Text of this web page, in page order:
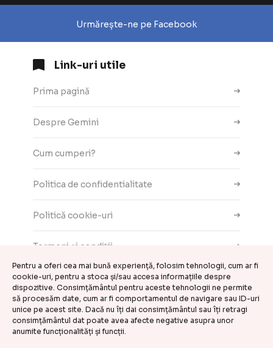
Pentru a oferi cea mai bună experiență, folosim tehnologii, cum ar fi
cookie-uri, pentru a stoca și/sau accesa informațiile despre
dispozitive. Consimțământul pentru aceste tehnologii ne permite
să procesăm date, cum ar fi comportamentul de navigare sau ID-uri
unice pe acest site. Dacă nu îți dai consimțământul sau îți retragi
consimțământul dat poate avea afecte negative asupra unor
anumite funcționalități și funcții.
Urmărește-ne pe Facebook
Link-uri utile
Prima pagină
Despre Gemini
Cum cumperi?
Politica de confidentialitate
Politică cookie-uri
Termeni și condiții
Contact
ANPC
Setări cookie-uri